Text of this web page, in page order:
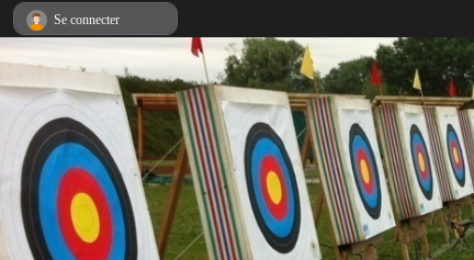
Se connecter
Panneau de gestion des cookies